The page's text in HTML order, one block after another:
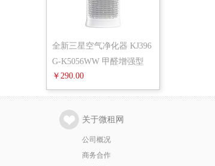
全新三星空气净化器 KJ396
G-K5056WW 甲醛增强型
(每6个
￥290.00
关于微租网
公司概况
商务合作